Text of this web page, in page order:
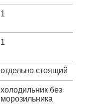
1
1
отдельно стоящий
холодильник без
морозильника